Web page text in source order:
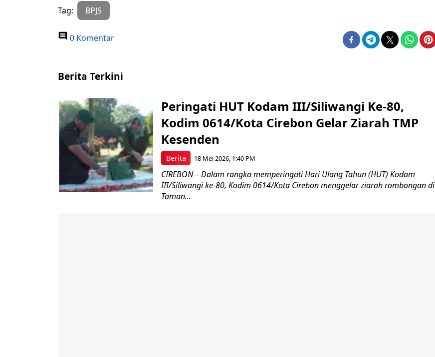
Tag: BPJS
0 Komentar
Berita Terkini
Berita
Peringati HUT Kodam III/Siliwangi Ke-80,
Kodim 0614/Kota Cirebon Gelar Ziarah TMP
Kesenden
18 Mei 2026, 1:40 PM
CIREBON – Dalam rangka memperingati Hari Ulang Tahun (HUT) Kodam
III/Siliwangi ke-80, Kodim 0614/Kota Cirebon menggelar ziarah rombongan di
Taman...